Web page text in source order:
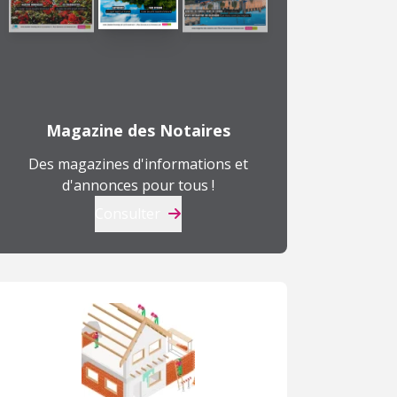
Magazine des Notaires
Des magazines d'informations et
d'annonces pour tous !